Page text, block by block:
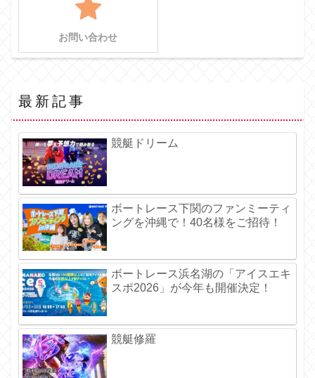
お問い合わせ
最新記事
競艇ドリーム
ボートレース下関のファンミーティ
ングを沖縄で！40名様をご招待！
ボートレース浜名湖の「アイスエキ
スポ2026」が今年も開催決定！
競艇修羅